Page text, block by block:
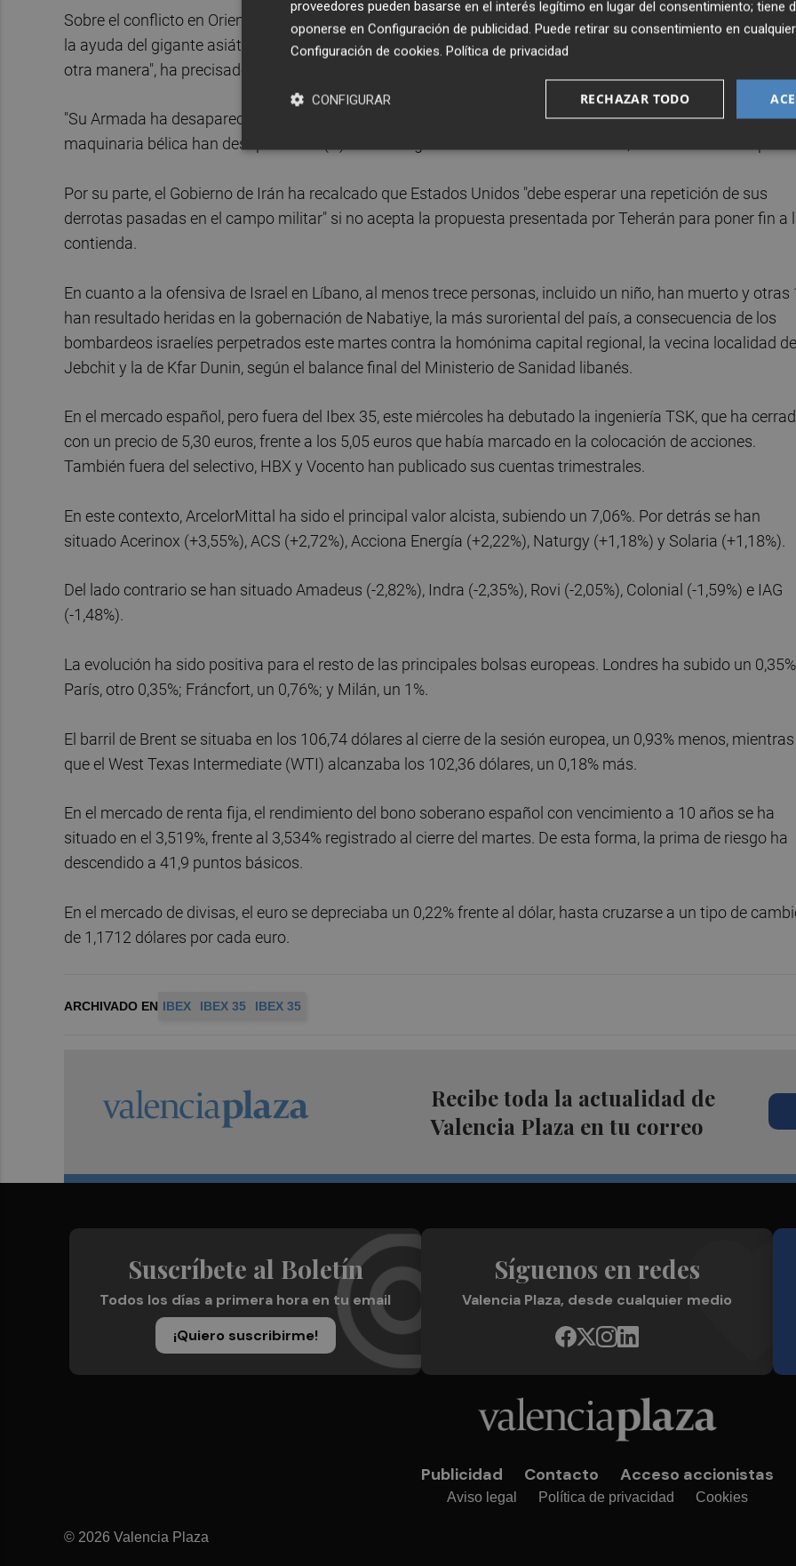
Sobre el conflicto en Oriente Próximo, el inquilino de la Casa Blanca ha reconocido que no espera
la ayuda del gigante asiático. "Ganaremos de una forma u otra. Ganaremos de forma pacífica o de
otra manera", ha precisado el magnate.
"Su Armada ha desaparecido. Su Fuerza Aérea ha desaparecido. Todos y cada uno de los elementos de
maquinaria bélica han desaparecido. (...) Vamos a ganar. Lo mires como lo mires", ha reiterado Trump.
Por su parte, el Gobierno de Irán ha recalcado que Estados Unidos "debe esperar una repetición de sus
derrotas pasadas en el campo militar" si no acepta la propuesta presentada por Teherán para poner fin a
contienda.
En cuanto a la ofensiva de Israel en Líbano, al menos trece personas, incluido un niño, han muerto y otras
han resultado heridas en la gobernación de Nabatiye, la más suroriental del país, a consecuencia de los
bombardeos israelíes perpetrados este martes contra la homónima capital regional, la vecina localidad de
Jebchit y la de Kfar Dunin, según el balance final del Ministerio de Sanidad libanés.
En el mercado español, pero fuera del Ibex 35, este miércoles ha debutado la ingeniería TSK, que ha
con un precio de 5,30 euros, frente a los 5,05 euros que había marcado en la colocación de acciones.
También fuera del selectivo, HBX y Vocento han publicado sus cuentas trimestrales.
En este contexto, ArcelorMittal ha sido el principal valor alcista, subiendo un 7,06%. Por detrás se han
situado Acerinox (+3,55%), ACS (+2,72%), Acciona Energía (+2,22%), Naturgy (+1,18%) y Solaria (+1,18%).
Del lado contrario se han situado Amadeus (-2,82%), Indra (-2,35%), Rovi (-2,05%), Colonial (-1,59%) e IAG
(-1,48%).
La evolución ha sido positiva para el resto de las principales bolsas europeas. Londres ha subido un
París, otro 0,35%; Fráncfort, un 0,76%; y Milán, un 1%.
El barril de Brent se situaba en los 106,74 dólares al cierre de la sesión europea, un 0,93% menos, mientras
que el West Texas Intermediate (WTI) alcanzaba los 102,36 dólares, un 0,18% más.
En el mercado de renta fija, el rendimiento del bono soberano español con vencimiento a 10 años se ha
situado en el 3,519%, frente al 3,534% registrado al cierre del martes. De esta forma, la prima de riesgo ha
descendido a 41,9 puntos básicos.
En el mercado de divisas, el euro se depreciaba un 0,22% frente al dólar, hasta cruzarse a un tipo de
de 1,1712 dólares por cada euro.
ARCHIVADO EN IBEX IBEX 35 IBEX 35
Recibe toda la actualidad de
Valencia Plaza en tu correo
Suscríbete al Boletín
Todos los días a primera hora en tu email
¡Quiero suscribirme!
Síguenos en redes
Valencia Plaza, desde cualquier medio
Publicidad Contacto Acceso accionistas
Aviso legal Política de privacidad Cookies
© 2026 Valencia Plaza
proveedores pueden basarse en el interés legítimo en lugar del consentimiento; tiene
oponerse en Configuración de publicidad. Puede retirar su consentimiento en
Configuración de cookies. Política de privacidad
RECHAZAR TODO
CONFIGURAR